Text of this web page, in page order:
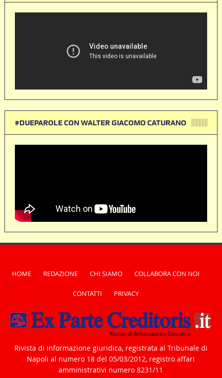
#DUEPAROLE CON WALTER GIACOMO CATURANO
HOME REDAZIONE CHI SIAMO COLLABORA CON NOI
CONTATTI PRIVACY
Rivista di informazione giuridica, registrata al Tribunale di
Napoli al numero 18 del 05/03/2012, registro affari
amministrativi numero 8231/11